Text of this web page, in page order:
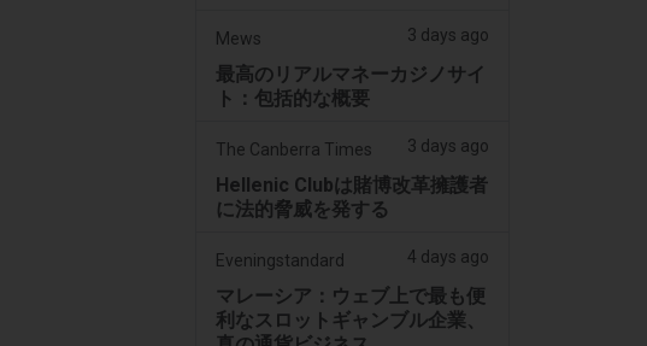
Mews 3 days ago
最高のリアルマネーカジノサイ
ト：包括的な概要
The Canberra Times 3 days ago
Hellenic Clubは賭博改革擁護者
に法的脅威を発する
Eveningstandard 4 days ago
マレーシア：ウェブ上で最も便
利なスロットギャンブル企業、